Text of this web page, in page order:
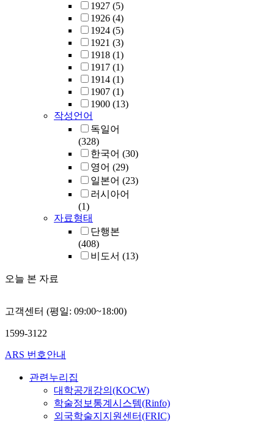
1927 (5)
1926 (4)
1924 (5)
1921 (3)
1918 (1)
1917 (1)
1914 (1)
1907 (1)
1900 (13)
작성언어
독일어
(328)
한국어 (30)
영어 (29)
일본어 (23)
러시아어
(1)
자료형태
단행본
(408)
비도서 (13)
오늘 본 자료
고객센터 (평일: 09:00~18:00)
1599-3122
ARS 번호안내
관련누리집
대학공개강의(KOCW)
학술정보통계시스템(Rinfo)
외국학술지지원센터(FRIC)